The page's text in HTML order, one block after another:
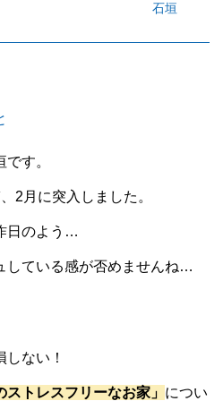
石垣
す。
2月に突入しました。
日のよう…
している感が否めませんね…
ない！
ストレスフリーなお家」 につい